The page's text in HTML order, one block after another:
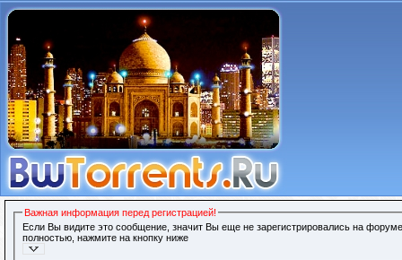
Важная информация перед регистрацией!
Если Вы видите это сообщение, значит Вы еще не зарегистрировались на
полностью, нажмите на кнопку ниже